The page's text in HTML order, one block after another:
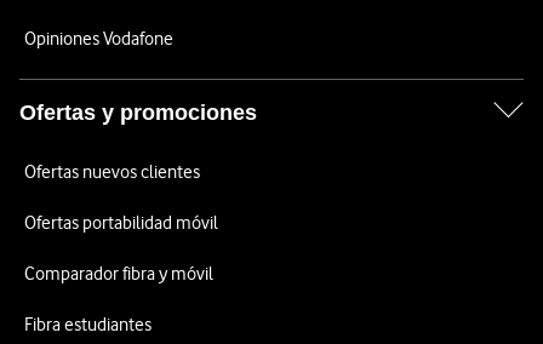
Opiniones Vodafone
Ofertas y promociones
Ofertas nuevos clientes
Ofertas portabilidad móvil
Comparador fibra y móvil
Fibra estudiantes